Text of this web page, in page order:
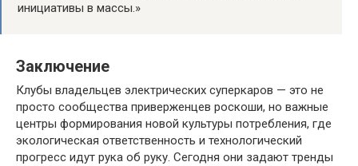
инициативы в массы.»
Заключение
Клубы владельцев электрических суперкаров — это не
просто сообщества приверженцев роскоши, но важные
центры формирования новой культуры потребления, где
экологическая ответственность и технологический
прогресс идут рука об руку. Сегодня они задают тренды